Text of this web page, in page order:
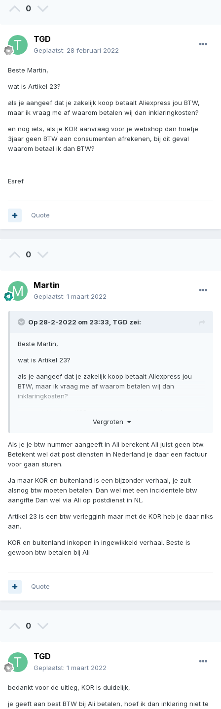
0
TGD
Geplaatst: 28 februari 2022
Beste Martin,
wat is Artikel 23?
als je aangeef dat je zakelijk koop betaalt Aliexpress jou BTW,
maar ik vraag me af waarom betalen wij dan inklaringkosten?
en nog iets, als je KOR aanvraag voor je webshop dan hoefje
3jaar geen BTW aan consumenten afrekenen, bij dit geval
waarom betaal ik dan BTW?
Esref
Quote
0
Martin
Geplaatst: 1 maart 2022
Op 28-2-2022 om 23:33, TGD zei:
Beste Martin,
wat is Artikel 23?
als je aangeef dat je zakelijk koop betaalt Aliexpress jou
BTW, maar ik vraag me af waarom betalen wij dan
inklaringkosten?
hoefje 3jaar geen BTW aan consumenten afrekenen, bij dit
Esref
Vergroten
Als je je btw nummer aangeeft in Ali berekent Ali juist geen btw.
Betekent wel dat post diensten in Nederland je daar een factuur
voor gaan sturen.
Ja maar KOR en buitenland is een bijzonder verhaal, je zult
alsnog btw moeten betalen. Dan wel met een incidentele btw
aangifte Dan wel via Ali op postdienst in NL.
Artikel 23 is een btw verlegginh maar met de KOR heb je daar niks
aan.
KOR en buitenland inkopen in ingewikkeld verhaal. Beste is
gewoon btw betalen bij Ali
Quote
0
TGD
Geplaatst: 1 maart 2022
bedankt voor de uitleg, KOR is duidelijk,
je geeft aan best BTW bij Ali betalen, hoef ik dan inklaring niet te